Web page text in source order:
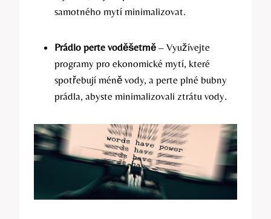
samotného mytí minimalizovat.
Prádlo perte voděšetrně – Využívejte
programy pro ekonomické mytí, které
spotřebují méně vody, a perte plné bubny
prádla, abyste minimalizovali ztrátu vody.